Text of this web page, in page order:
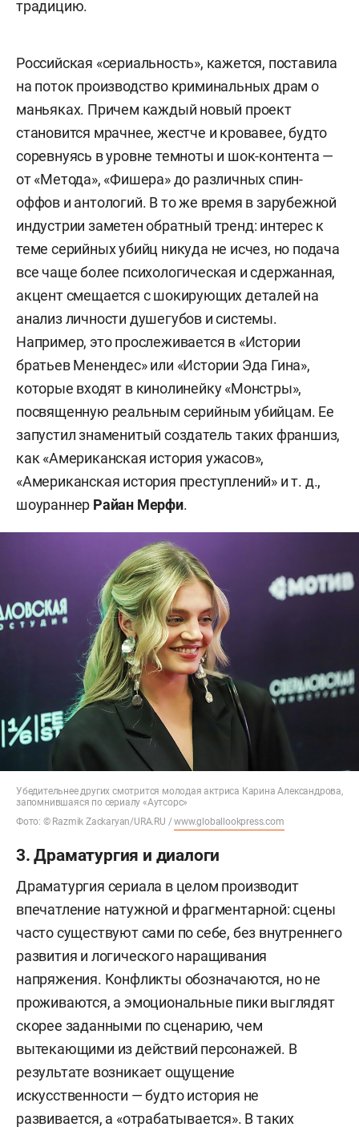
традицию.
Российская «сериальность», кажется, поставила
на поток производство криминальных драм о
маньяках. Причем каждый новый проект
становится мрачнее, жестче и кровавее, будто
соревнуясь в уровне темноты и шок-контента —
от «Метода», «Фишера» до различных спин-
оффов и антологий. В то же время в зарубежной
индустрии заметен обратный тренд: интерес к
теме серийных убийц никуда не исчез, но подача
все чаще более психологическая и сдержанная,
акцент смещается с шокирующих деталей на
анализ личности душегубов и системы.
Например, это прослеживается в «Истории
братьев Менендес» или «Истории Эда Гина»,
которые входят в кинолинейку «Монстры»,
посвященную реальным серийным убийцам. Ее
запустил знаменитый создатель таких франшиз,
как «Американская история ужасов»,
«Американская история преступлений» и т. д.,
шоураннер Райан Мерфи.
Убедительнее других смотрится молодая актриса Карина Александрова,
запомнившаяся по сериалу «Аутсорс»
Фото: © Razmik Zackaryan/URA.RU /www.globallookpress.com
3. Драматургия и диалоги
Драматургия сериала в целом производит
впечатление натужной и фрагментарной: сцены
часто существуют сами по себе, без внутреннего
развития и логического наращивания
напряжения. Конфликты обозначаются, но не
проживаются, а эмоциональные пики выглядят
скорее заданными по сценарию, чем
вытекающими из действий персонажей. В
результате возникает ощущение
искусственности — будто история не
развивается, а «отрабатывается». В таких